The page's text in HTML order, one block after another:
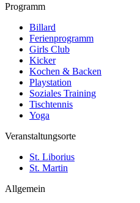
Programm
Billard
Ferienprogramm
Girls Club
Kicker
Kochen & Backen
Playstation
Soziales Training
Tischtennis
Yoga
Veranstaltungsorte
St. Liborius
St. Martin
Allgemein